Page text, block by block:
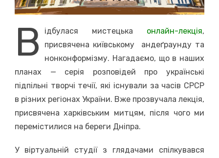
В ідбулася мистецька онлайн-лекція,
присвячена київському андеґраунду та
нонконформізму. Нагадаємо, що в наших
планах — серія розповідей про українські
підпільні творчі течії, які існували за часів СРСР
в різних регіонах України. Вже прозвучала лекція,
присвячена харківським митцям, після чого ми
перемістилися на береги Дніпра.
У віртуальній студії з глядачами спілкувався